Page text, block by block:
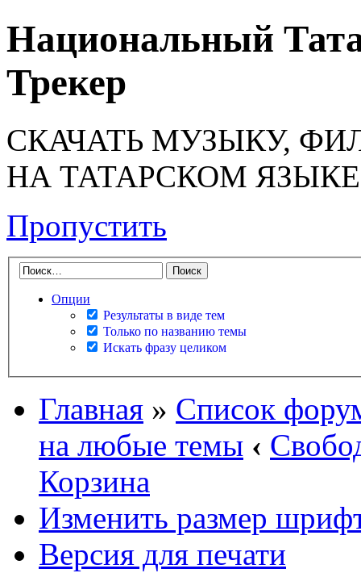
Национальный
Трекер
СКАЧАТЬ МУЗЫКУ,
НА ТАТАРСКОМ ЯЗЫКЕ
Пропустить
Опции
Результаты в виде тем
Только по названию темы
Искать фразу целиком
Главная » Список
на любые темы ‹
Корзина
Изменить размер
Версия для печати